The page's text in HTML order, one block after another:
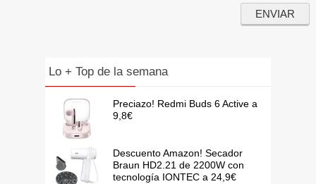
Lo + Top de la semana
Preciazo! Redmi Buds 6 Active a
9,8€
Descuento Amazon! Secador
Braun HD2.21 de 2200W con
tecnología IONTEC a 24,9€